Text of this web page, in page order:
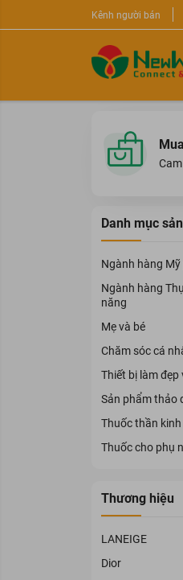
Kênh người bán
Danh mục
Ngành hàng
Ngành hàng
năng
Mẹ và bé
Chăm sóc cá
Thiết bị làm đẹp
Sản phẩm thảo
Thuốc thần kinh
Thuốc cho phụ
Thương hiệu
LANEIGE
Dior